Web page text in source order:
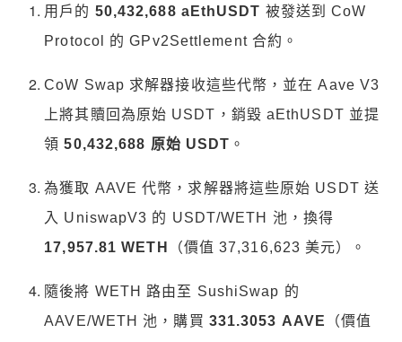
用戶的 50,432,688 aEthUSDT 被發送到 CoW
Protocol 的 GPv2Settlement 合約。
CoW Swap 求解器接收這些代幣，並在 Aave V3
上將其贖回為原始 USDT，銷毀 aEthUSDT 並提
領50,432,688 原始 USDT 。
為獲取 AAVE 代幣，求解器將這些原始 USDT 送
入 UniswapV3 的 USDT/WETH 池，換得
17,957.81 WETH
（價值 37,316,623 美元）。
隨後將 WETH 路由至 SushiSwap 的
AAVE/WETH 池，購買 331.3053 AAVE
（價值